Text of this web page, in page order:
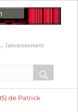
(anciennement
OK
de Patrick